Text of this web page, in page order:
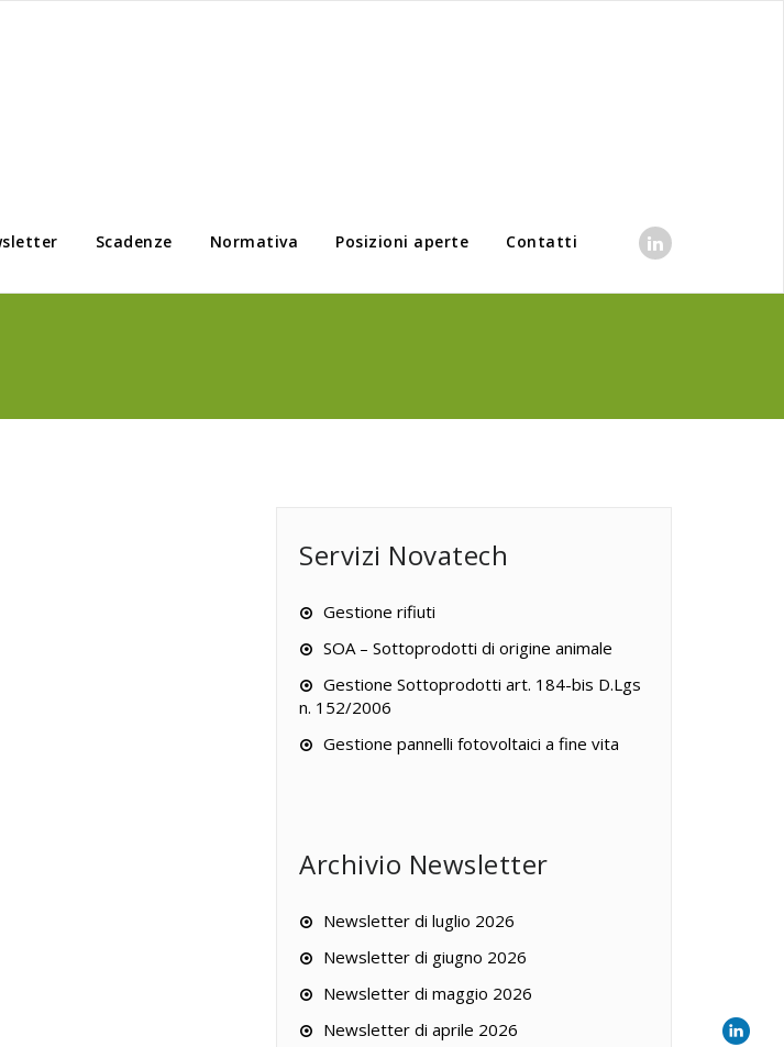
Scadenze Normativa Posizioni aperte Contatti
Servizi Novatech
Gestione rifiuti
SOA – Sottoprodotti di origine animale
Gestione Sottoprodotti art. 184-bis D.Lgs
n. 152/2006
Gestione pannelli fotovoltaici a fine vita
Archivio Newsletter
Newsletter di luglio 2026
Newsletter di giugno 2026
Newsletter di maggio 2026
Newsletter di aprile 2026